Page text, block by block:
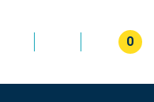
0